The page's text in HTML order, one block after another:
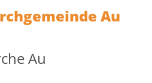
Au